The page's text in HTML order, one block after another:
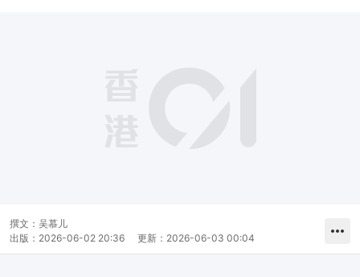
撰文： 吴慕儿
出版： 2026-06-02 20:36 更新： 2026-06-03 00:04